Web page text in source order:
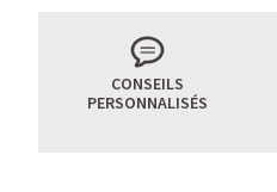
CONSEILS
PERSONNALISÉS